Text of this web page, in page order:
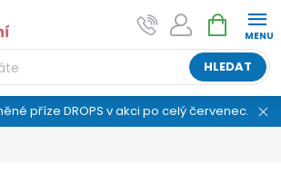
HLEDAT
NÁKUPNÍ
KOŠÍK
příze DROPS v akci po celý červenec.
"pani Klubíčková" –
s více než osmiletou tradicí a máme pro
více než 25 tisíc produktů. Vše skladem,
k odeslání.